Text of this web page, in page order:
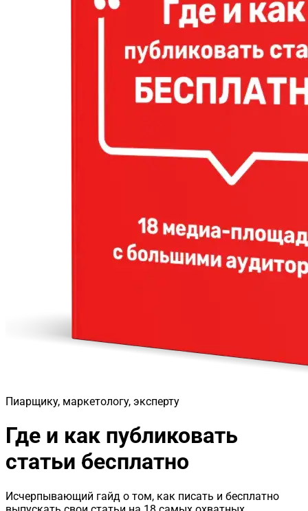
Пиарщику, маркетологу, эксперту
Где и как публиковать
статьи бесплатно
Исчерпывающий гайд о том, как писать и бесплатно